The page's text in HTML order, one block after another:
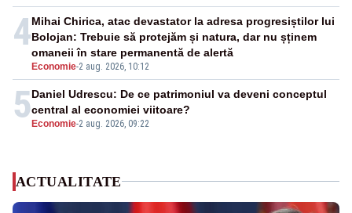
4
Economie-2 aug. 2026, 10:12
Mihai Chirica, atac devastator la adresa progresiștilor lui
Bolojan: Trebuie să protejăm și natura, dar nu șținem
omaneii în stare permanentă de alertă
5Economie-2 aug. 2026, 09:22
Daniel Udrescu: De ce patrimoniul va deveni conceptul
central al economiei viitoare?
ACTUALITATE